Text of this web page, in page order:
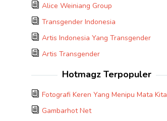
Alice Weiniang Group
Transgender Indonesia
Artis Indonesia Yang Transgender
Artis Transgender
Hotmagz Terpopuler
Fotografi Keren Yang Menipu Mata Kita
Gambarhot Net